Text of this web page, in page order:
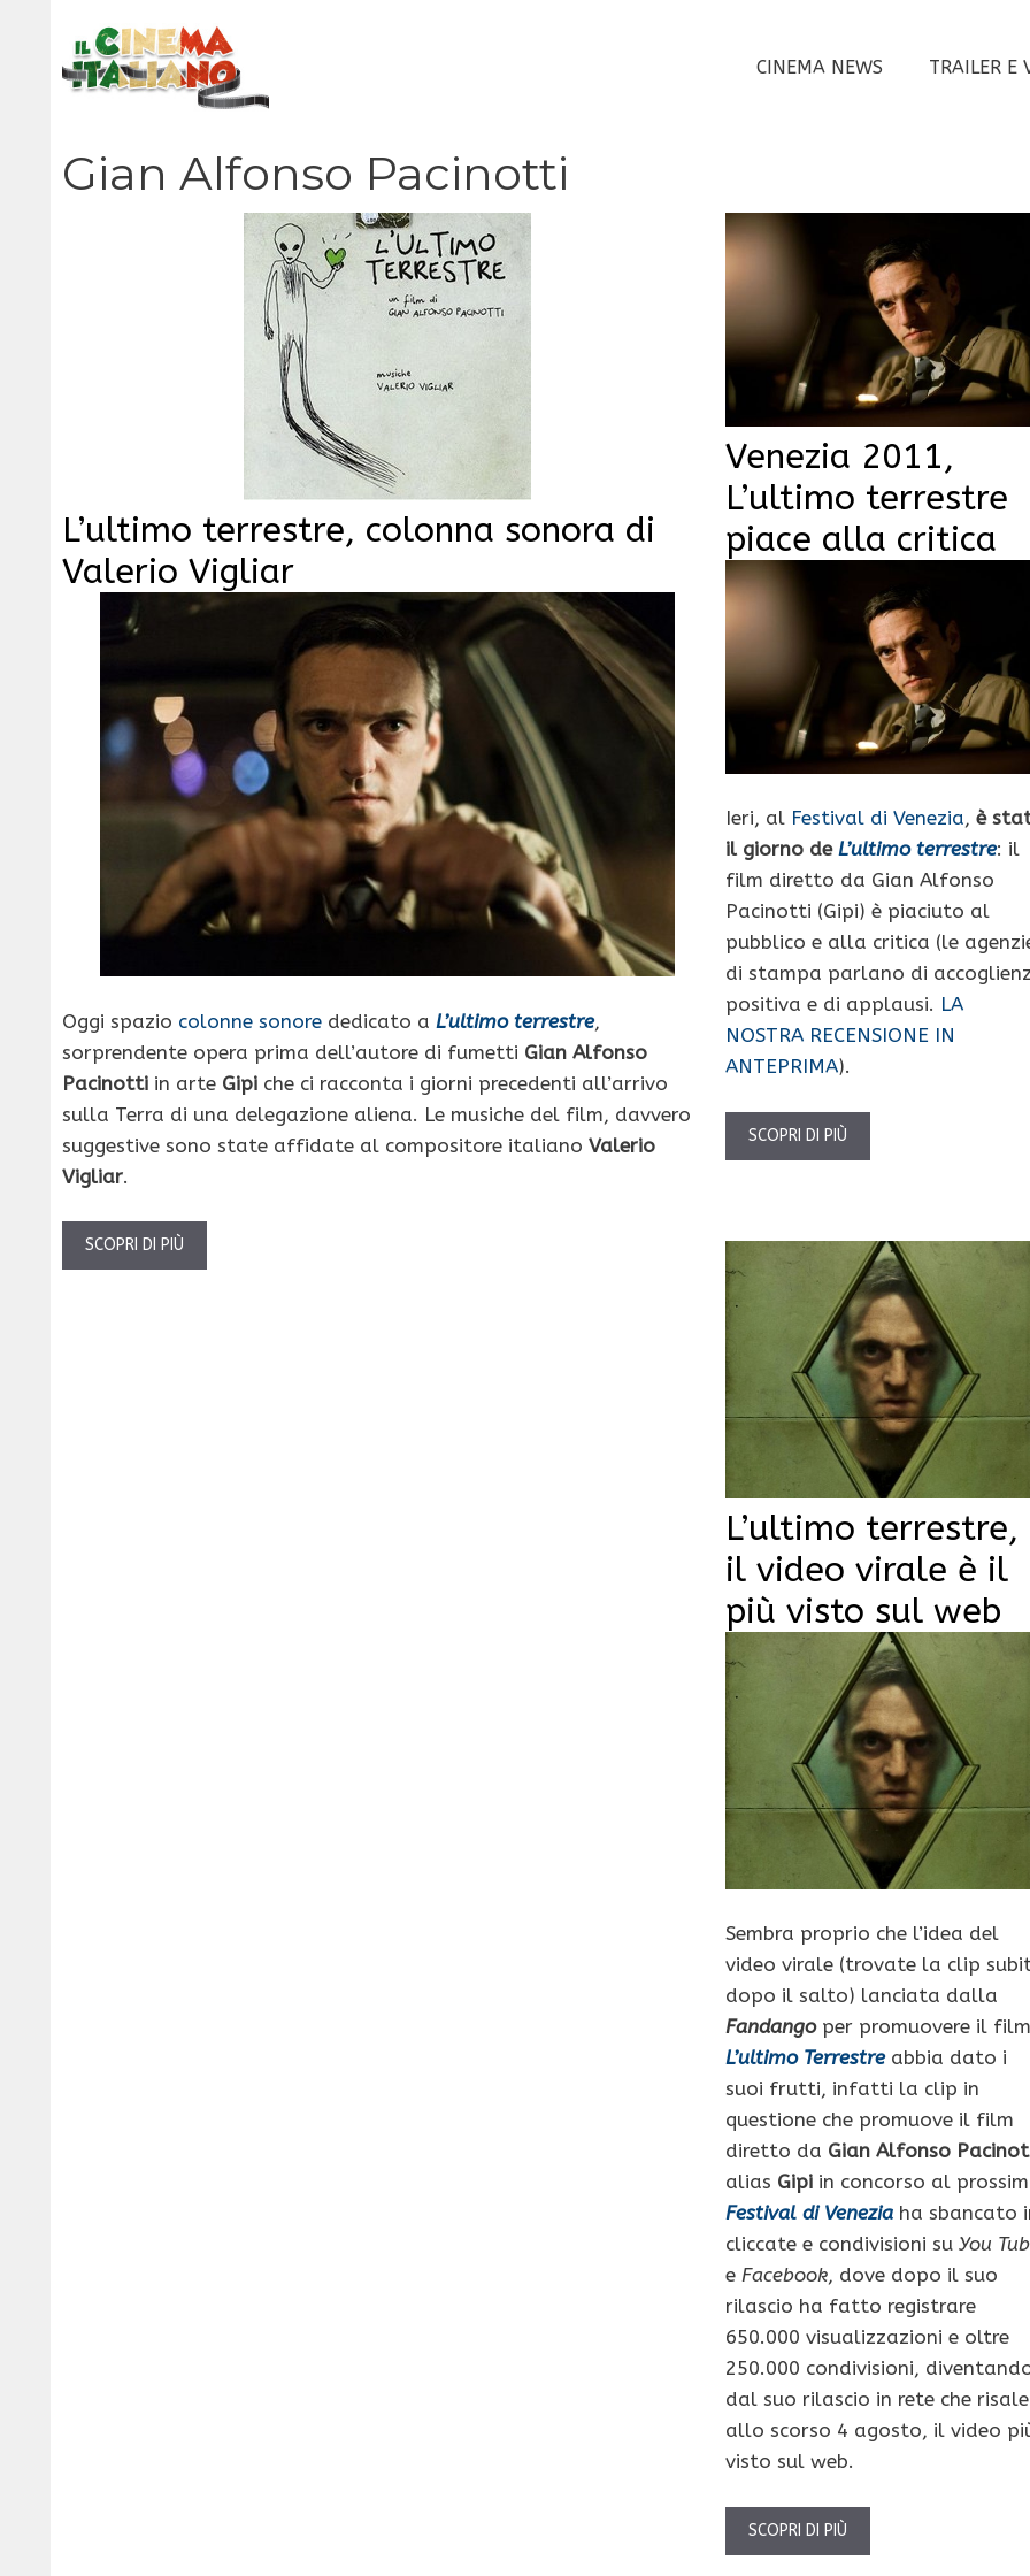
contenuto
CINEMA NEWS TRAILER E
Gian Alfonso Pacinotti
L’ultimo terrestre, colonna sonora di
Valerio Vigliar
Oggi spazio colonne sonore dedicato a L’ultimo terrestre,
sorprendente opera prima dell’autore di fumetti Gian Alfonso
Pacinotti in arte Gipi che ci racconta i giorni precedenti all’arrivo
sulla Terra di una delegazione aliena. Le musiche del film, davvero
suggestive sono state affidate al compositore italiano Valerio
Vigliar.
SCOPRI DI PIÙ
Venezia 2011,
L’ultimo terrestre
piace alla critica
Ieri, al Festival di Venezia, è
il giorno de L’ultimo terrestre: il
film diretto da Gian Alfonso
Pacinotti (Gipi) è piaciuto al
pubblico e alla critica (le
di stampa parlano di
positiva e di applausi. LA
NOSTRA RECENSIONE IN
ANTEPRIMA).
SCOPRI DI PIÙ
L’ultimo terrestre,
il video virale è il
più visto sul web
Sembra proprio che l’idea del
video virale (trovate la clip
dopo il salto) lanciata dalla
Fandangoper promuovere il film
L’ultimo Terrestreabbia dato i
suoi frutti, infatti la clip in
questione che promuove il film
diretto da Gian Alfonso
alias Gipiin concorso al
Festival di Veneziaha sbancato
cliccate e condivisioni suYou
e Facebook, dove dopo il suo
rilascio ha fatto registrare
650.000 visualizzazioni e oltre
250.000 condivisioni,
dal suo rilascio in rete che risale
allo scorso 4 agosto, il video
visto sul web.
SCOPRI DI PIÙ